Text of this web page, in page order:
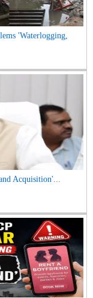
'Waterlogging,
Acquisition'...